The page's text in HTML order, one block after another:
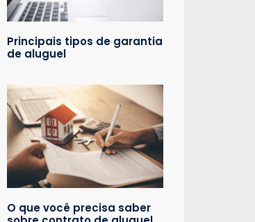
Principais tipos de garantia
de aluguel
O que você precisa saber